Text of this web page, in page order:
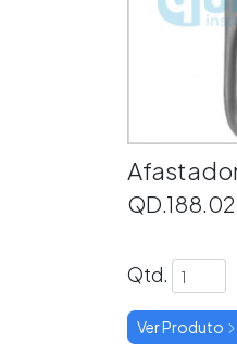
QD.188.02
Qtd.
Ver Produto